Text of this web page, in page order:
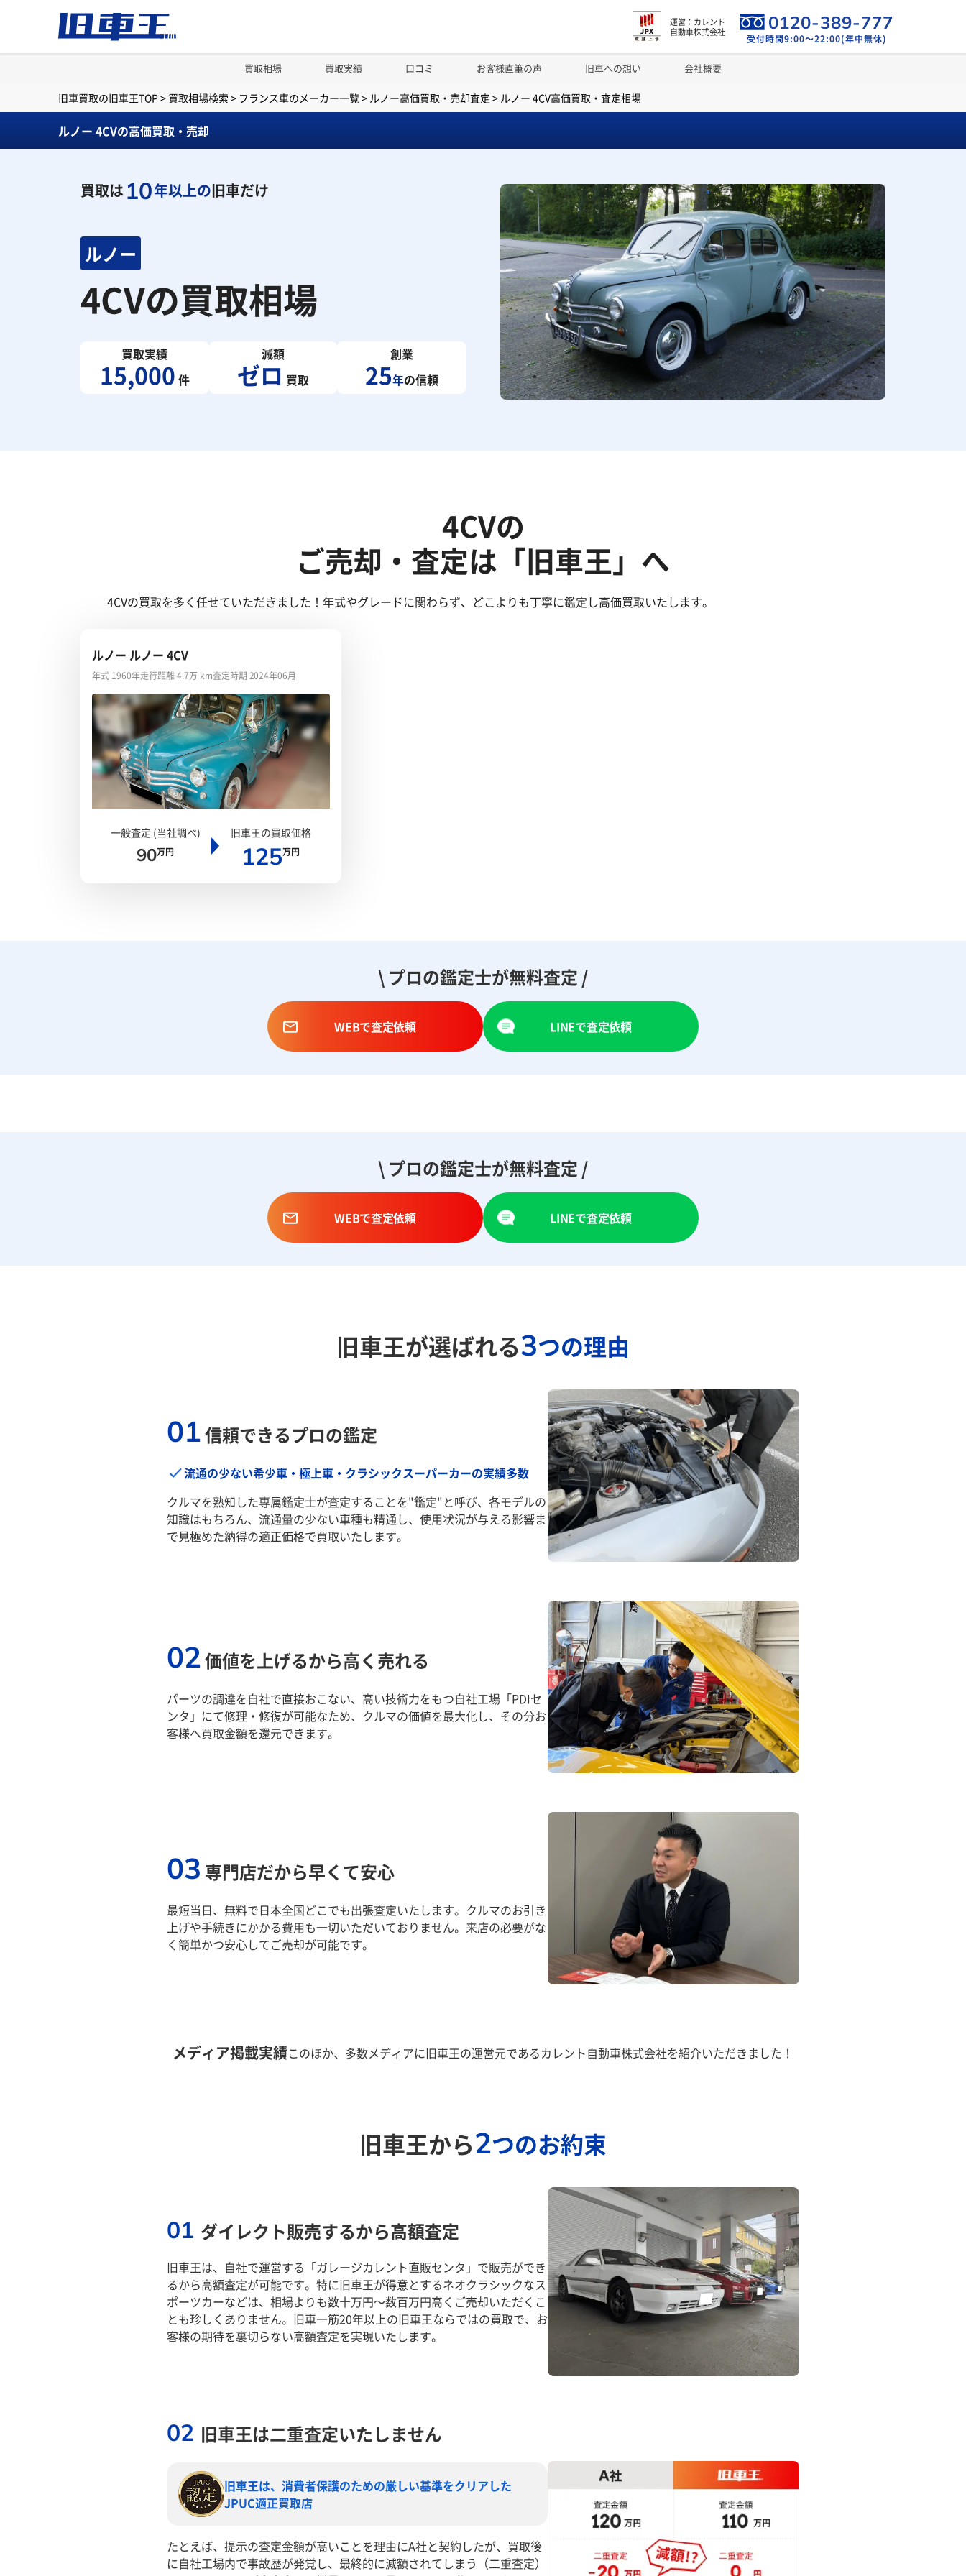
運営：カレント
自動車株式会社
0120-389-777
受付時間9:00～22:00(年中無休)
買取相場 買取実績 口コミ お客様直筆の声 旧車への想い 会社概要
旧車買取の旧車王TOP > 買取相場検索 > フランス車のメーカー一覧> ルノー高価買取・売却査定 > ルノー 4CV高価買取・査定相場
ルノー 4CVの高価買取・売却
買取は10年以上の旧車だけ
ルノー
4CVの買取相場
買取実績
15,000 件
減額
ゼロ 買取
創業
25年の信頼
4CVの
ご売却・査定は「旧車王」へ
4CVの買取を多く任せていただきました！年式やグレードに関わらず、どこよりも丁寧に鑑定し高価買取いたします。
ルノー ルノー 4CV
年式 1960年走行距離 4.7万 km査定時期 2024年06月
一般査定 (当社調べ)
90万円
旧車王の買取価格
125万円
\ プロの鑑定士が無料査定 /
WEBで査定依頼 LINEで査定依頼
\ プロの鑑定士が無料査定 /
WEBで査定依頼 LINEで査定依頼
旧車王が選ばれる3つの理由
01信頼できるプロの鑑定
流通の少ない希少車・極上車・クラシックスーパーカーの実績多数
クルマを熟知した専属鑑定士が査定することを"鑑定"と呼び、各モデルの
知識はもちろん、流通量の少ない車種も精通し、使用状況が与える影響ま
で見極めた納得の適正価格で買取いたします。
02価値を上げるから高く売れる
パーツの調達を自社で直接おこない、高い技術力をもつ自社工場「PDIセ
ンタ」にて修理・修復が可能なため、クルマの価値を最大化し、その分お
客様へ買取金額を還元できます。
03 専門店だから早くて安心
最短当日、無料で日本全国どこでも出張査定いたします。クルマのお引き
上げや手続きにかかる費用も一切いただいておりません。来店の必要がな
く簡単かつ安心してご売却が可能です。
メディア掲載実績このほか、多数メディアに旧車王の運営元であるカレント自動車株式会社を紹介いただきました！
旧車王から2つのお約束
01 ダイレクト販売するから高額査定
旧車王は、自社で運営する「ガレージカレント直販センタ」で販売ができ
るから高額査定が可能です。特に旧車王が得意とするネオクラシックなス
ポーツカーなどは、相場よりも数十万円～数百万円高くご売却いただくこ
とも珍しくありません。旧車一筋20年以上の旧車王ならではの買取で、お
客様の期待を裏切らない高額査定を実現いたします。
02 旧車王は二重査定いたしません
旧車王は、消費者保護のための厳しい基準をクリアした
JPUC適正買取店
たとえば、提示の査定金額が高いことを理由にA社と契約したが、買取後
に自社工場内で事故歴が発覚し、最終的に減額されてしまう（二重査定）